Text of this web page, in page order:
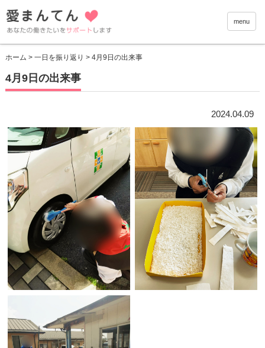
愛まん
menu
ホーム > 一日を振り返り > 4月9日の出来事
4月9日の出来事
2024.04.09